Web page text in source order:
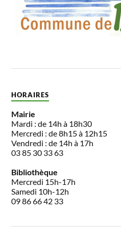
HORAIRES
Mairie
Mardi : de 14h à 18h30
Mercredi : de 8h15 à 12h15
Vendredi : de 14h à 17h
03 85 30 33 63
Bibliothèque
Mercredi 15h-17h
Samedi 10h-12h
09 86 66 42 33